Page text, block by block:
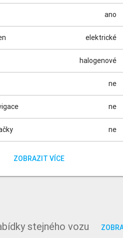
ano
elektrické
halogenové
ne
ne
ne
ZOBRAZIT VÍCE
stejného vozu